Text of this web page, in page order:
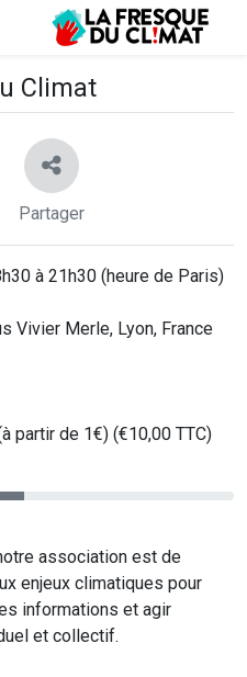
Climat
Partager
à 21h30 (heure de Paris)
Vivier Merle, Lyon, France
partir de 1€) (€10,00 TTC)
association est de
enjeux climatiques pour
informations et agir
et collectif.